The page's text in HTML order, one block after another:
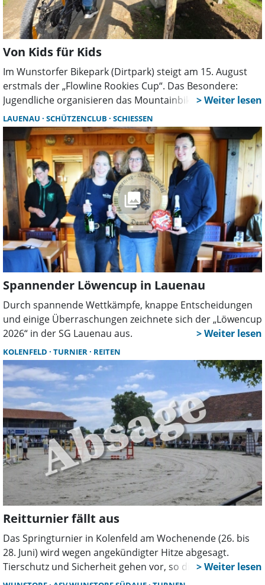
Von Kids für Kids
Im Wunstorfer Bikepark (Dirtpark) steigt am 15. August
erstmals der „Flowline Rookies Cup“. Das Besondere:
Jugendliche organisieren das Mountainbike-Rennen
selbst. Eingeladen sind Fahrer zwischen 8 und 18 Jahren –
egal ob mit oder ohne Rennerfahrung. Teilnahme ist
kostenlos.
LAUENAU SCHÜTZENCLUB SCHIESSEN
Spannender Löwencup in Lauenau
Durch spannende Wettkämpfe, knappe Entscheidungen
und einige Überraschungen zeichnete sich der „Löwencup
2026“ in der SG Lauenau aus.
KOLENFELD TURNIER REITEN
Reitturnier fällt aus
Das Springturnier in Kolenfeld am Wochenende (26. bis
28. Juni) wird wegen angekündigter Hitze abgesagt.
Tierschutz und Sicherheit gehen vor, so die Veranstalter.
Ein Ersatztermin im Herbst ist geplant, Nenngelder